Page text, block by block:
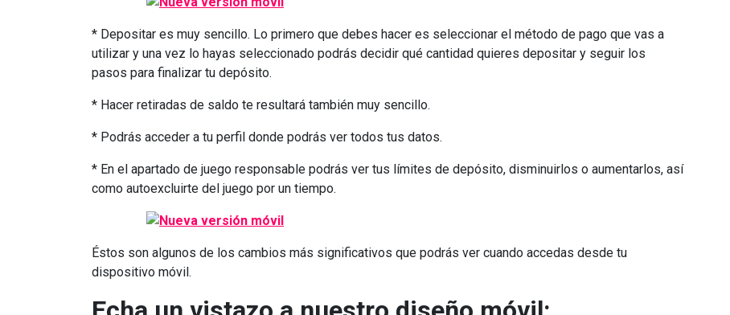
* Depositar es muy sencillo. Lo primero que debes hacer es seleccionar el método de pago que vas a
utilizar y una vez lo hayas seleccionado podrás decidir qué cantidad quieres depositar y seguir los
pasos para finalizar tu depósito.
* Hacer retiradas de saldo te resultará también muy sencillo.
* Podrás acceder a tu perfil donde podrás ver todos tus datos.
* En el apartado de juego responsable podrás ver tus límites de depósito, disminuirlos o aumentarlos, así
como autoexcluirte del juego por un tiempo.
Éstos son algunos de los cambios más significativos que podrás ver cuando accedas desde tu
dispositivo móvil.